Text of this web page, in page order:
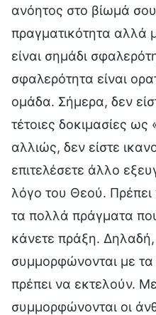
ανόητος στο βίωμά
πραγματικότητα αλλά
είναι σημάδι
σφαλερότητα είναι
ομάδα. Σήμερα, δεν
τέτοιες δοκιμασίες
αλλιώς, δεν είστε
επιτελέσετε άλλο
λόγο του Θεού.
τα πολλά πράγματα
κάνετε πράξη. Δηλαδή,
συμμορφώνονται με
πρέπει να εκτελούν.
συμμορφώνονται οι